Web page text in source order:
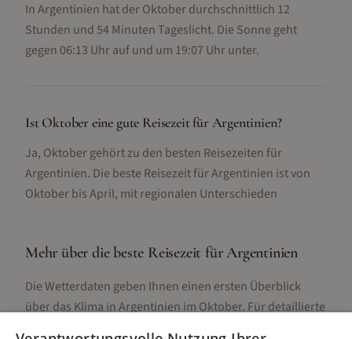
In Argentinien hat der Oktober durchschnittlich 12
Stunden und 54 Minuten Tageslicht. Die Sonne geht
gegen 06:13 Uhr auf und um 19:07 Uhr unter.
Ist Oktober eine gute Reisezeit für Argentinien?
Ja, Oktober gehört zu den besten Reisezeiten für
Argentinien. Die beste Reisezeit für Argentinien ist von
Oktober bis April, mit regionalen Unterschieden
Mehr über die beste Reisezeit fürArgentinien
Die Wetterdaten geben Ihnen einen ersten Überblick
über das Klima inArgentinien im Oktober. Für detaillierte